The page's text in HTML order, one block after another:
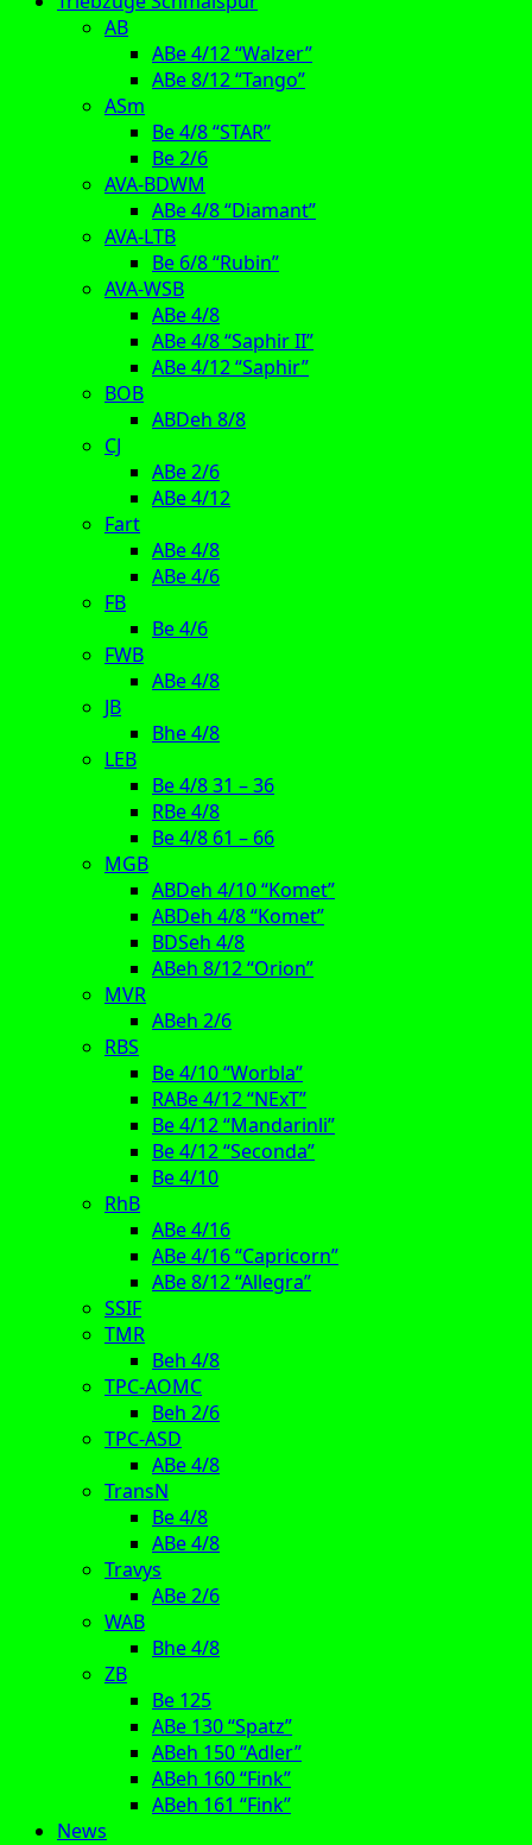
AB
ABe 4/12 “Walzer”
ABe 8/12 “Tango”
ASm
Be 4/8 “STAR”
Be 2/6
AVA-BDWM
ABe 4/8 “Diamant”
AVA-LTB
Be 6/8 “Rubin”
AVA-WSB
ABe 4/8
ABe 4/8 “Saphir II”
ABe 4/12 “Saphir”
BOB
ABDeh 8/8
CJ
ABe 2/6
ABe 4/12
Fart
ABe 4/8
ABe 4/6
FB
Be 4/6
FWB
ABe 4/8
JB
Bhe 4/8
LEB
Be 4/8 31 – 36
RBe 4/8
Be 4/8 61 – 66
MGB
ABDeh 4/10 “Komet”
ABDeh 4/8 “Komet”
BDSeh 4/8
ABeh 8/12 “Orion”
MVR
ABeh 2/6
RBS
Be 4/10 “Worbla”
RABe 4/12 “NExT”
Be 4/12 “Mandarinli”
Be 4/12 “Seconda”
Be 4/10
RhB
ABe 4/16
ABe 4/16 “Capricorn”
ABe 8/12 “Allegra”
SSIF
TMR
Beh 4/8
TPC-AOMC
Beh 2/6
TPC-ASD
ABe 4/8
TransN
Be 4/8
ABe 4/8
Travys
ABe 2/6
WAB
Bhe 4/8
ZB
Be 125
ABe 130 “Spatz”
ABeh 150 “Adler”
ABeh 160 “Fink”
ABeh 161 “Fink”
News